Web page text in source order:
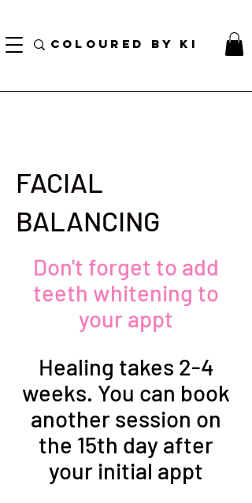
COLOURED BY KI
FACIAL
BALANCING
Don't forget to add
teeth whitening to
your appt
Healing takes 2-4
weeks. You can book
another session on
the 15th day after
your initial appt